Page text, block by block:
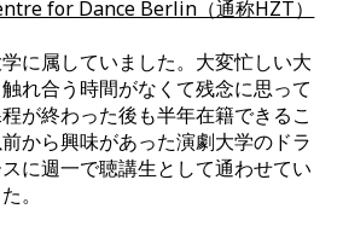
for Dance Berlin（通称HZT）
に属していました。大変忙しい大
れ合う時間がなくて残念に思って
が終わった後も半年在籍できるこ
から興味があった演劇大学のドラ
に週一で聴講生として通わせてい
。